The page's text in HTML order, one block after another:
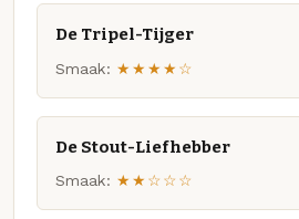
De Tripel-Tijger
Smaak: ★★★★☆
De Stout-Liefhebber
Smaak: ★★☆☆☆